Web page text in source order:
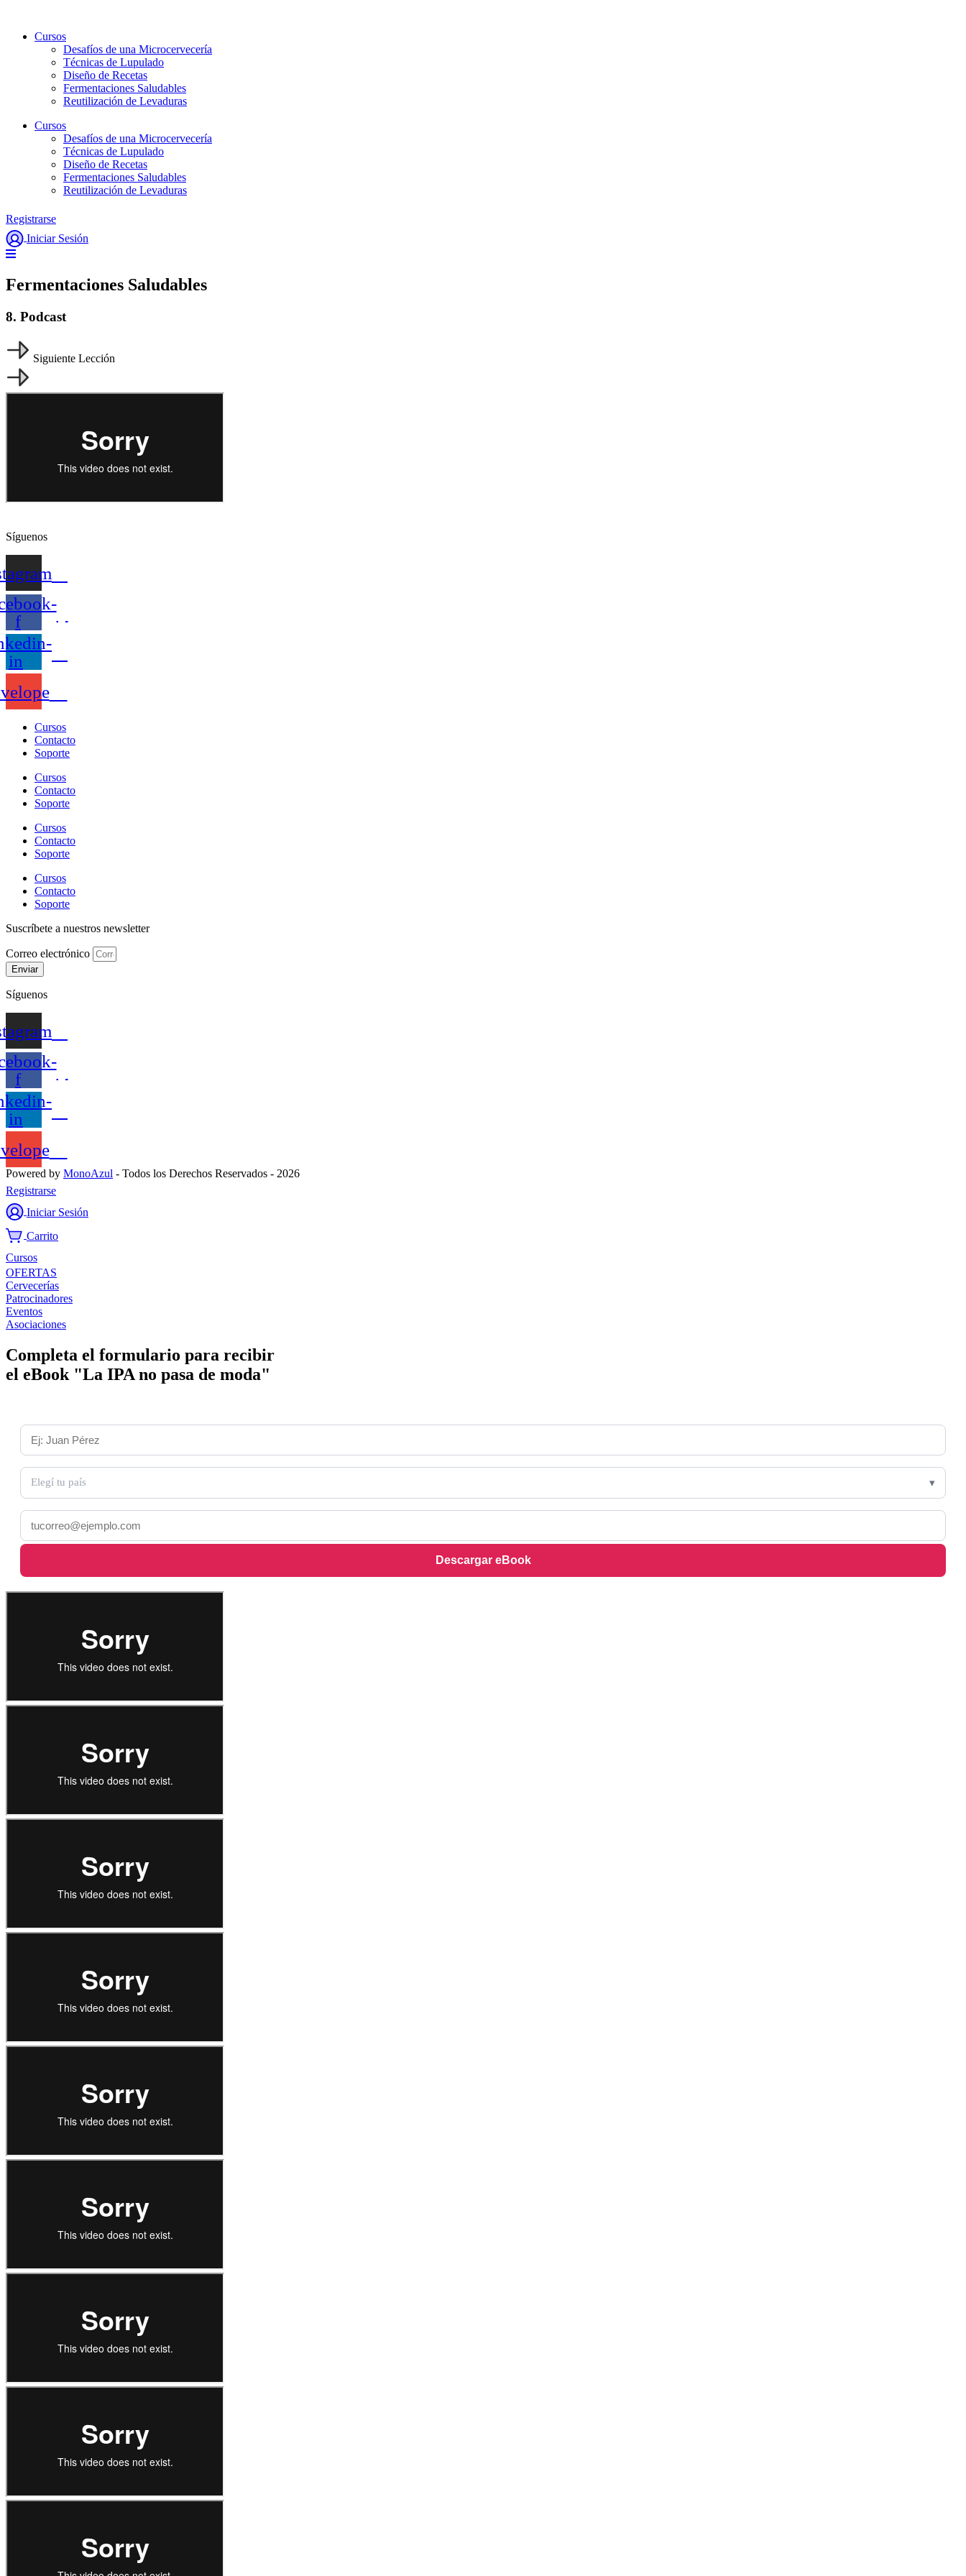
contenidoCursos
Desafíos de una Microcervecería
Técnicas de Lupulado
Diseño de Recetas
Fermentaciones Saludables
Reutilización de Levaduras
Cursos
Desafíos de una Microcervecería
Técnicas de Lupulado
Diseño de Recetas
Fermentaciones Saludables
Reutilización de Levaduras
Registrarse
Iniciar Sesión
Fermentaciones Saludables
8. Podcast
Siguiente Lección
Síguenos
f
in
Cursos
Contacto
Soporte
Cursos
Contacto
Soporte
Cursos
Contacto
Soporte
Cursos
Contacto
Soporte
Suscríbete a nuestros newsletter
Correo electrónico
Enviar
Síguenos
f
in
Powered by MonoAzul - Todos los Derechos Reservados - 2026
Registrarse
Iniciar Sesión
Carrito
Cursos
OFERTAS
Cervecerías
Patrocinadores
Eventos
Asociaciones
Completa el formulario para recibir
el eBook "La IPA no pasa de moda"
Elegí tu país
Descargar eBook